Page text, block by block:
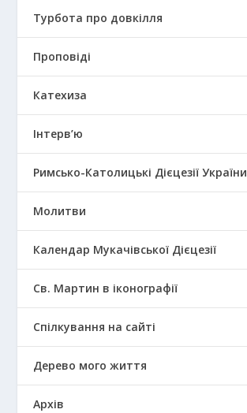
Турбота про довкілля
Проповіді
Катехиза
Інтерв’ю
Римсько-Католицькі Дієцезії України
Молитви
Календар Мукачівської Дієцезії
Св. Мартин в іконографії
Спілкування на сайті
Дерево мого життя
Архів